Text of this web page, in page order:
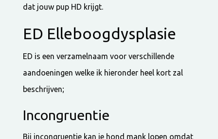
dat jouw pup HD krijgt.
ED Elleboogdysplasie
ED is een verzamelnaam voor verschillende
aandoeningen welke ik hieronder heel kort zal
beschrijven;
Incongruentie
Bij incongruentie kan je hond mank lopen omdat